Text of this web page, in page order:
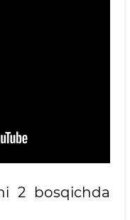
2 bosqichda